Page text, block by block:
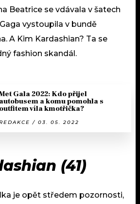
Beatrice se vdávala v šatech
vystoupila v bundě
A Kim Kardashian? Ta se
fashion skandál.
Gala 2022: Kdo přijel
autobusem a komu pomohla s
outfitem víla kmotřička?
/ 03. 05. 2022
(41)
je opět středem pozornosti,